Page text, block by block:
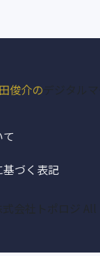
俊介の デジタル
づく表記
会社トポロジ All